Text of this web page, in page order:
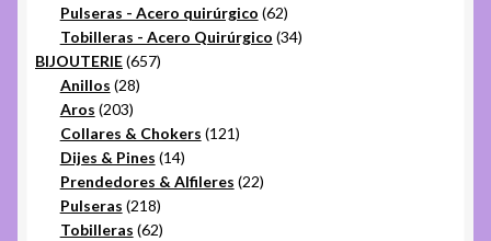
productos
Pulseras - Acero quirúrgico 6262
productos
Tobilleras - Acero Quirúrgico 3434
BIJOUTERIE 657657
Anillos 2828
Aros 203203
productos
Collares & Chokers 121121
Dijes & Pines 1414
productos
Prendedores & Alfileres 2222
Pulseras 218218
productos
Tobilleras 6262